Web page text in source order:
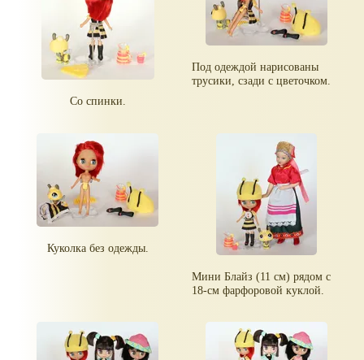
Со спинки.
Под одеждой нарисованы
трусики, сзади с цветочком.
Куколка без одежды.
Мини Блайз (11 см) рядом с
18-см фарфоровой куклой.